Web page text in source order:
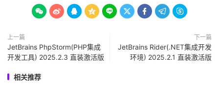
        
上一篇
JetBrains PhpStorm(PHP集成
开发工具) 2025.2.3 直装激活版
下一篇
JetBrains Rider(.NET集成开发
环境) 2025.2.1 直装激活版
相关推荐